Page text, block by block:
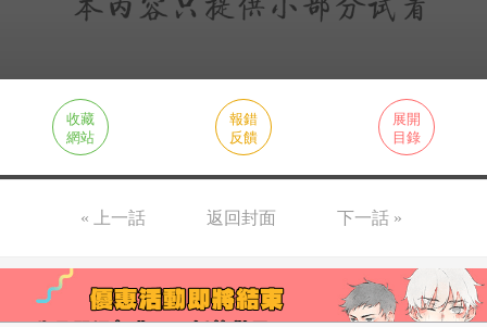
收藏
網站
報錯
反饋
展開
目錄
« 上一話 返回封面 下一話 »